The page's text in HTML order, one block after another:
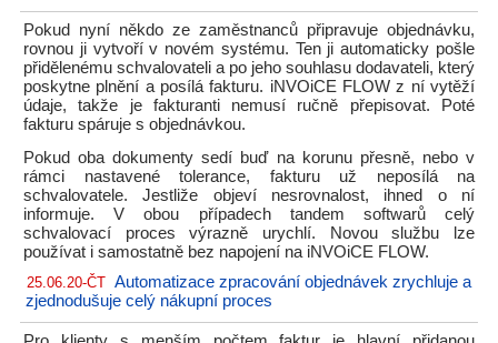
Pokud nyní někdo ze zaměstnanců připravuje objednávku,
rovnou ji vytvoří v novém systému. Ten ji automaticky pošle
přidělenému schvalovateli a po jeho souhlasu dodavateli, který
poskytne plnění a posílá fakturu. iNVOiCE FLOW z ní vytěží
údaje, takže je fakturanti nemusí ručně přepisovat. Poté
fakturu spáruje s objednávkou.
Pokud oba dokumenty sedí buď na korunu přesně, nebo v
rámci nastavené tolerance, fakturu už neposílá na
schvalovatele. Jestliže objeví nesrovnalost, ihned o ní
informuje. V obou případech tandem softwarů celý
schvalovací proces výrazně urychlí. Novou službu lze
používat i samostatně bez napojení na iNVOiCE FLOW.
25.06.20-ČT Automatizace zpracování objednávek zrychluje a
zjednodušuje celý nákupní proces